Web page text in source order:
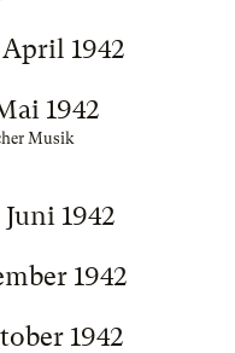
1942
1942
Musik
1942
1942
1942